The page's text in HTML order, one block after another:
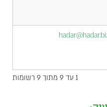
1 עד 9 מתוך 9 רשומות